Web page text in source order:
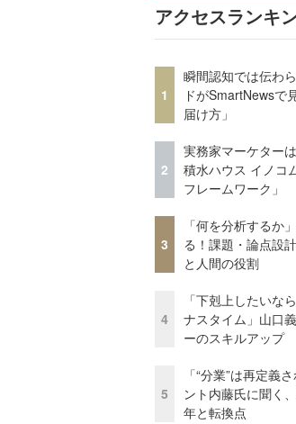
アクセスランキ
1
瞬間認知では伝わ
ドがSmartNewsで
届け方」
2
実務家マーケター
積水ハウス イノコ
フレームワーク」
3
「何を分析するか
る！課題・論点設
と人間の役割
4
「下剋上したいな
ナスタイム」山口
ーのスキルアップ
5
「“分業”は再定義
ント内藤氏に聞く
年と転換点